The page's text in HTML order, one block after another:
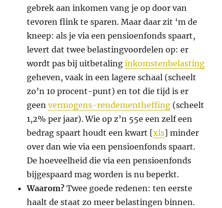
gebrek aan inkomen vang je op door van
tevoren flink te sparen. Maar daar zit ‘m de
kneep: als je via een pensioenfonds spaart,
levert dat twee belastingvoordelen op: er
wordt pas bij uitbetalinginkomstenbelasting
geheven, vaak in een lagere schaal (scheelt
zo’n 10 procent-punt) en tot die tijd is er
geenvermogens-rendementheffing (scheelt
1,2% per jaar). Wie op z’n 55e een zelf een
bedrag spaart houdt een kwart [xls] minder
over dan wie via een pensioenfonds spaart.
De hoeveelheid die via een pensioenfonds
bijgespaard mag worden is nu beperkt.
Waarom? Twee goede redenen: ten eerste
haalt de staat zo meer belastingen binnen.